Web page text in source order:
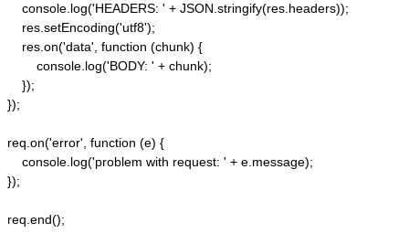
    console.log('HEADERS: ' + JSON.stringify(res.headers));
    res.setEncoding('utf8');
    res.on('data', function (chunk) {
        console.log('BODY: ' + chunk);
    });
});
req.on('error', function (e) {
    console.log('problem with request: ' + e.message);
});